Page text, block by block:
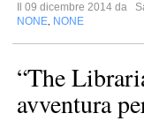
Il 09 dicembre 2014 da
NONE NONE
“The
avventura